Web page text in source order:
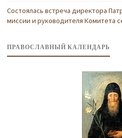
Состоялась встреча директора
миссии и руководителя Комитета
ПРАВОСЛАВНЫЙ КАЛЕНДАРЬ